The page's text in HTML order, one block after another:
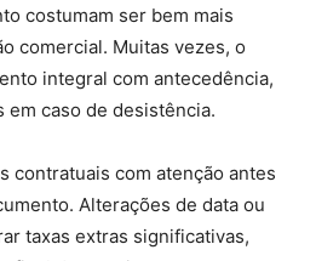
costumam ser bem mais
comercial. Muitas vezes, o
integral com antecedência,
caso de desistência.
contratuais com atenção antes
Alterações de data ou
taxas extras significativas,